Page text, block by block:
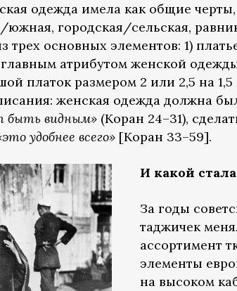
одежда имела как общие
южная, городская/сельская,
трех основных элементов: 1)
атрибутом женской
платок размером 2 или 2,5 на
женская одежда должна
быть видным» (Коран 24–31),
удобнее всего» [Коран 33–59].
И какой
За годы
таджичек
ассортимент
элементы
на высоком